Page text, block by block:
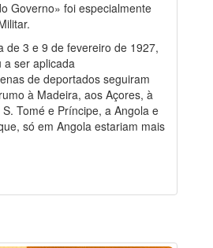
Governo» foi especialmente
de 3 e 9 de fevereiro de 1927,
a ser aplicada
de deportados seguiram
à Madeira, aos Açores, à
Tomé e Príncipe, a Angola e
só em Angola estariam mais